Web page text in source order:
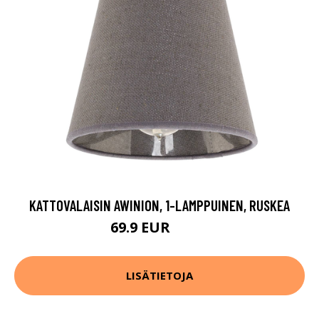
KATTOVALAISIN AWINION, 1-LAMPPUINEN, RUSKEA
69.9 EUR
LISÄTIETOJA